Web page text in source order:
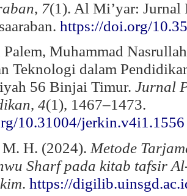
, 7(1). Al Mi’yar: Jurnal
https://doi.org/
Muhammad
Teknologi dalam
56 Binjai Timur. Jurnal
, 4(1), 1467–1473.
10.31004/jerkin.v4i1.1556
H. (2024). Metode
Sharf pada kitab tafsir
. https://